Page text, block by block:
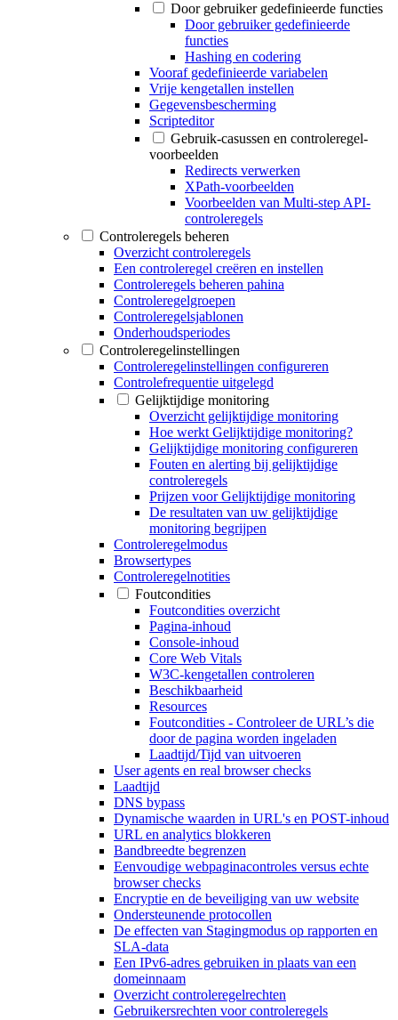
Door gebruiker gedefinieerde functies
Door gebruiker gedefinieerde
functies
Hashing en codering
Vooraf gedefinieerde variabelen
Vrije kengetallen instellen
Gegevensbescherming
Scripteditor
Gebruik-casussen en controleregel-
voorbeelden
Redirects verwerken
XPath-voorbeelden
Voorbeelden van Multi-step API-
controleregels
Controleregels beheren
Overzicht controleregels
Een controleregel creëren en instellen
Controleregels beheren pahina
Controleregelgroepen
Controleregelsjablonen
Onderhoudsperiodes
Controleregelinstellingen
Controleregelinstellingen configureren
Controlefrequentie uitgelegd
Gelijktijdige monitoring
Overzicht gelijktijdige monitoring
Hoe werkt Gelijktijdige monitoring?
Gelijktijdige monitoring configureren
Fouten en alerting bij gelijktijdige
controleregels
Prijzen voor Gelijktijdige monitoring
De resultaten van uw gelijktijdige
monitoring begrijpen
Controleregelmodus
Browsertypes
Controleregelnotities
Foutcondities
Foutcondities overzicht
Pagina-inhoud
Console-inhoud
Core Web Vitals
W3C-kengetallen controleren
Beschikbaarheid
Resources
Foutcondities - Controleer de URL’s die
door de pagina worden ingeladen
Laadtijd/Tijd van uitvoeren
User agents en real browser checks
Laadtijd
DNS bypass
Dynamische waarden in URL's en POST-inhoud
URL en analytics blokkeren
Bandbreedte begrenzen
Eenvoudige webpaginacontroles versus echte
browser checks
Encryptie en de beveiliging van uw website
Ondersteunende protocollen
De effecten van Stagingmodus op rapporten en
SLA-data
Een IPv6-adres gebruiken in plaats van een
domeinnaam
Overzicht controleregelrechten
Gebruikersrechten voor controleregels